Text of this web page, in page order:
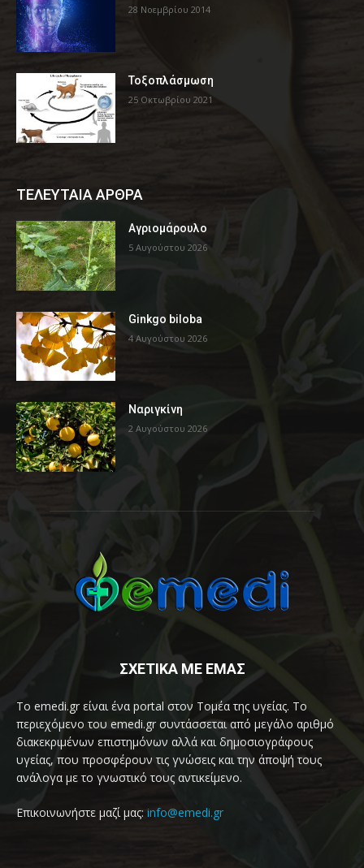
28 Νοεμβρίου 2014
Τοξοπλάσμωση
25 Οκτωβρίου 2021
ΤΕΛΕΥΤΑΙΑ ΑΡΘΡΑ
Αγριομάρουλο
5 Αυγούστου 2026
Ginkgo biloba
4 Αυγούστου 2026
Ναριγκίνη
2 Αυγούστου 2026
ΣΧΕΤΙΚΑ ΜΕ ΕΜΑΣ
Το emedi.gr είναι ένα portal στον Τομέα της υγείας. Το
περιεχόμενο του emedi.gr συντάσσεται από μεγάλο αριθμό
διακεκριμένων επιστημόνων αλλά και δημοσιογράφους
υγείας, που προσφέρουν τις γνώσεις και την άποψή τους
ανάλογα με το γνωστικό τους αντικείμενο.
Επικοινωνήστε μαζί μας: info@emedi.gr